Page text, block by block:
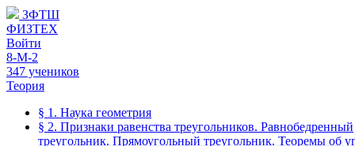
ЗФТШ
ФИЗТЕХ
Войти
8-М-2
347 учеников
Теория
§ 1. Наука геометрия
§ 2. Признаки равенства треугольников. Равнобедренный
треугольник. Прямоугольный треугольник. Теоремы об